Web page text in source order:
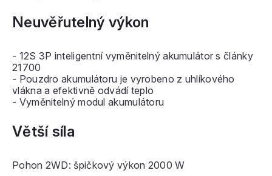
Neuvěřutelný výkon
- 12S 3P inteligentní vyměnitelný akumulátor s články
21700
- Pouzdro akumulátoru je vyrobeno z uhlíkového
vlákna a efektivně odvádí teplo
- Vyměnitelný modul akumulátoru
Větší síla
Pohon 2WD: špičkový výkon 2000 W